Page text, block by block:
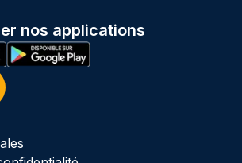
nos applications